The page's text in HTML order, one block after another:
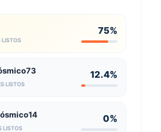
LISTOS
75%
LISTOS
12.4%
LISTOS
0%